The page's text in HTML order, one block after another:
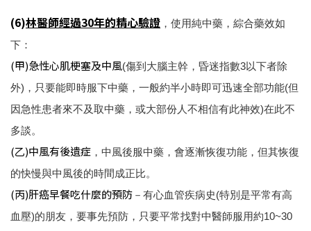
(6)林醫師經過30年的精心驗證 ，使用純中藥，綜合藥效如
下：
(甲)急性心肌梗塞及中風(傷到大腦主幹，昏迷指數3以下者除
外)，只要能即時服下中藥，一般約半小時即可迅速全部功能(但
因急性患者來不及取中藥，或大部份人不相信有此神效)在此不
多談。
(乙)中風有後遺症 ，中風後服中藥，會逐漸恢復功能，但其恢復
的快慢與中風後的時間成正比。
(丙)肝癌早餐吃什麼的預防 －有心血管疾病史(特別是平常有高
血壓)的朋友，要事先預防，只要平常找對中醫師服用約10~30